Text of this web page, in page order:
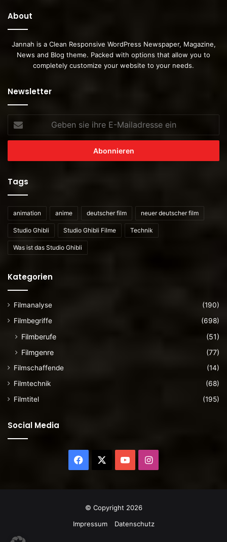
About
Jannah is a Clean Responsive WordPress Newspaper, Magazine,
News and Blog theme. Packed with options that allow you to
completely customize your website to your needs.
Newsletter
sie
ihre
Mailadresse
Tags
animation anime deutscher film neuer deutscher film
Studio Ghibli Studio Ghibli Filme Technik
Was ist das Studio Ghibli
Kategorien
Filmanalyse
(190)
Filmbegriffe
(698)
Filmberufe
(51)
Filmgenre
(77)
Filmschaffende
(14)
Filmtechnik
(68)
Filmtitel
(195)
Social Media
Facebook YouTubeInstagram
© Copyright 2026
Impressum
Datenschutz